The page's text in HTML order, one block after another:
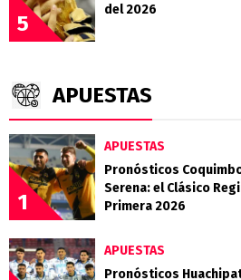
5
del 2026
APUESTAS
1
APUESTAS
Pronósticos
Serena: el Clásico
Primera 2026
APUESTAS
Pronósticos